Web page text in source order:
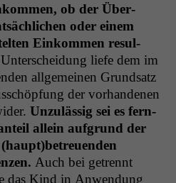
ob der Über­
oder einem
Einkom­men resul­
liefe dem im
all­ge­meinen Grund­satz
der vorhan­de­nen
Unzuläs­sig sei es fern­
allein auf­grund der
Auch bei getren­nt
das Kind in Anwen­dung